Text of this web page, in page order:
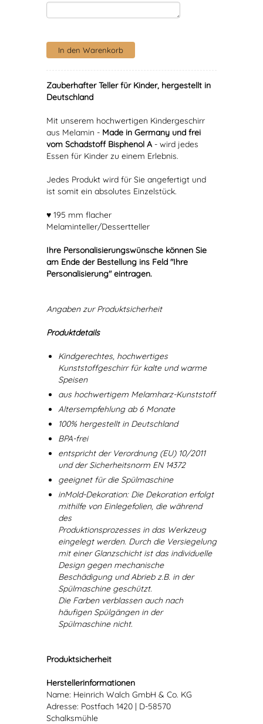
Zauberhafter Teller für Kinder, hergestellt in
Deutschland
Mit unserem hochwertigen Kindergeschirr
aus Melamin - Made in Germany und frei
vom Schadstoff Bisphenol A- wird jedes
Essen für Kinder zu einem Erlebnis.
Jedes Produkt wird für Sie angefertigt und
ist somit ein absolutes Einzelstück.
♥ 195 mm flacher
Melaminteller/Dessertteller
Ihre Personalisierungswünsche können Sie
am Ende der Bestellung ins Feld "Ihre
Personalisierung" eintragen.
Angaben zur Produktsicherheit
Produktdetails
Kindgerechtes, hochwertiges
Kunststoffgeschirr für kalte und warme
Speisen
aus hochwertigem Melamharz-Kunststoff
Altersempfehlung ab 6 Monate
100% hergestellt in Deutschland
BPA-frei
entspricht der Verordnung (EU) 10/2011
und der Sicherheitsnorm EN 14372
geeignet für die Spülmaschine
inMold-Dekoration: Die Dekoration erfolgt
mithilfe von Einlegefolien, die während
des
Produktionsprozesses in das Werkzeug
eingelegt werden. Durch die Versiegelung
mit einer Glanzschicht ist das individuelle
Design gegen mechanische
Beschädigung und Abrieb z.B. in der
Spülmaschine geschützt.
Die Farben verblassen auch nach
häufigen Spülgängen in der
Spülmaschine nicht.
Produktsicherheit
Herstellerinformationen
Name: Heinrich Walch GmbH & Co. KG
Adresse: Postfach 1420 | D-58570
Schalksmühle